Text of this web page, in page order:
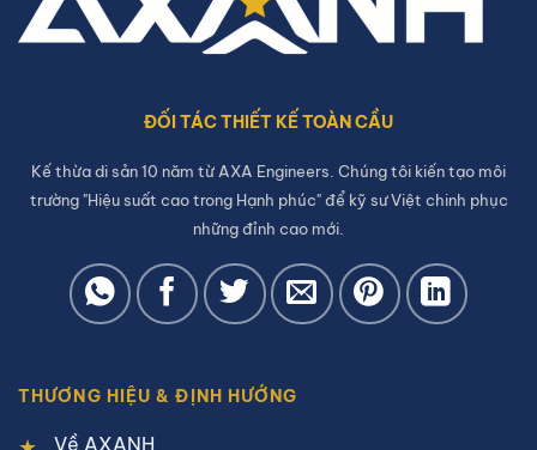
ĐỐI TÁC THIẾT KẾ TOÀN CẦU
Kế thừa di sản 10 năm từ AXA Engineers. Chúng tôi kiến tạo môi
trường "Hiệu suất cao trong Hạnh phúc" để kỹ sư Việt chinh phục
những đỉnh cao mới.
THƯƠNG HIỆU & ĐỊNH HƯỚNG
Về AXANH